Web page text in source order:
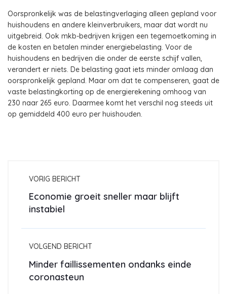
Oorspronkelijk was de belastingverlaging alleen gepland voor
huishoudens en andere kleinverbruikers, maar dat wordt nu
uitgebreid. Ook mkb-bedrijven krijgen een tegemoetkoming in
de kosten en betalen minder energiebelasting. Voor de
huishoudens en bedrijven die onder de eerste schijf vallen,
verandert er niets. De belasting gaat iets minder omlaag dan
oorspronkelijk gepland. Maar om dat te compenseren, gaat de
vaste belastingkorting op de energierekening omhoog van
230 naar 265 euro. Daarmee komt het verschil nog steeds uit
op gemiddeld 400 euro per huishouden.
VORIG BERICHT
Economie groeit sneller maar blijft
instabiel
VOLGEND BERICHT
Minder faillissementen ondanks einde
coronasteun